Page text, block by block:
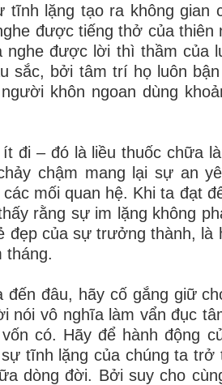
lặng tạo ra không gian
được tiếng thở của thiên
nghe được lời thì thầm của
sắc, bởi tâm trí họ luôn
khôn ngoan dùng
đi – đó là liều thuốc chữa
chậm mang lại sự an
mối quan hệ. Khi ta đạt
rằng sự im lặng không
đẹp của sự trưởng thành, là
tháng.
đến đâu, hãy cố gắng giữ
nói vô nghĩa làm vẩn đục
có. Hãy để hành động
tĩnh lặng của chúng ta trở
dòng đời. Bởi suy cho